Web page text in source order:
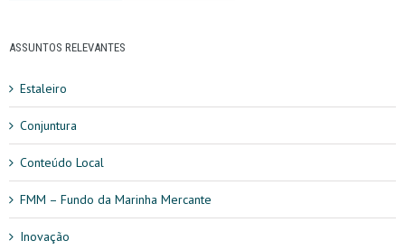
ASSUNTOS RELEVANTES
Estaleiro
Conjuntura
Conteúdo Local
FMM – Fundo da Marinha Mercante
Inovação